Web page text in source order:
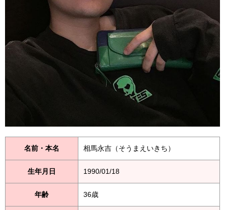
名前・本名 相馬永吉（そうまえいきち）
生年月日 1990/01/18
年齢 36歳